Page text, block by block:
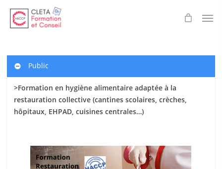
main
Public
>Formation en hygiène alimentaire adaptée à la
restauration collective (cantines scolaires, crèches,
hôpitaux, EHPAD, cuisines centrales…)